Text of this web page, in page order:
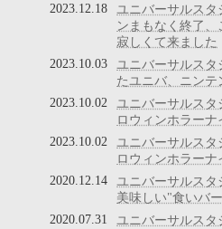
ユニバーサルスタ
ンまもなく終了、
寂しくて来ました
2023.12.18
ユニバーサルスタ
たユニバ、ニンテ
2023.10.03
ユニバーサルスタ
ロウィンホラーナ
2023.10.02
ユニバーサルスタ
ロウィンホラー
2023.10.02
ユニバーサルスタ
美味しい"食いバ
2020.12.14
ユニバーサルスタ
2020.07.31